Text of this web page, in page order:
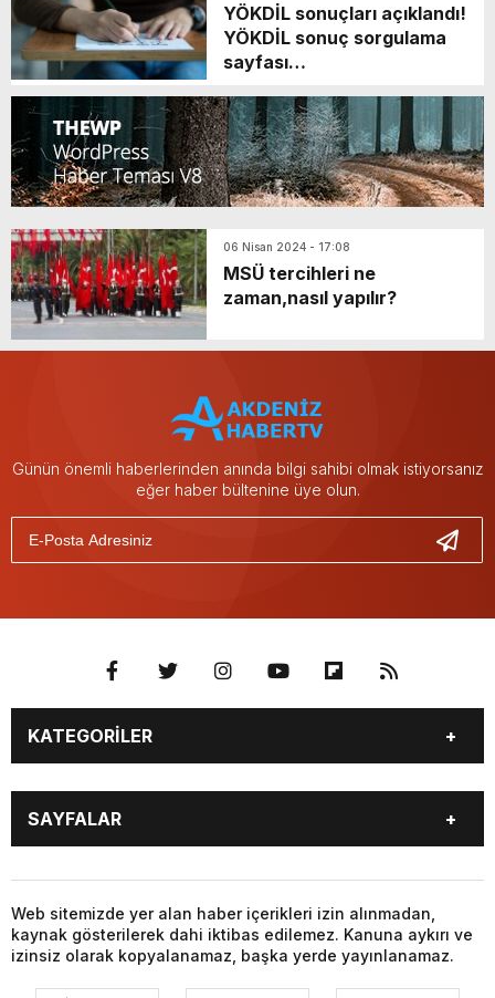
YÖKDİL sonuçları açıklandı!
YÖKDİL sonuç sorgulama
sayfası…
06 Nisan 2024 - 17:08
MSÜ tercihleri ne
zaman,nasıl yapılır?
Günün önemli haberlerinden anında bilgi sahibi olmak istiyorsanız
eğer haber bültenine üye olun.
KATEGORİLER
GÜNDEM
SEKTÖR ÖZEL
DÜNYA
EKONOMİ
SPOR
SAYFALAR
DÜNYA
SİYASET
EKONOMİ
SPOR
Web sitemizde yer alan haber içerikleri izin alınmadan,
kaynak gösterilerek dahi iktibas edilemez. Kanuna aykırı ve
izinsiz olarak kopyalanamaz, başka yerde yayınlanamaz.